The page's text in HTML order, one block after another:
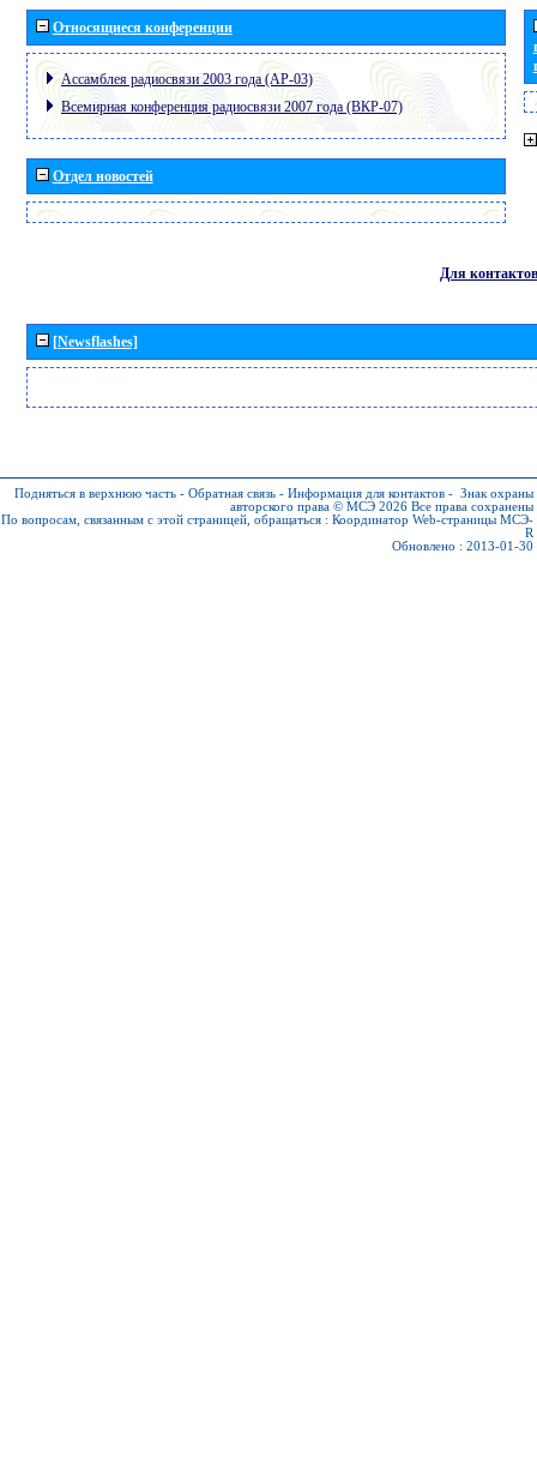
Относящиеся конференции
Ассамблея радиосвязи 2003 года (АР-03)
Всемирная конференция радиосвязи 2007 года (ВКР-07)
Отдел новостей
Для контактов
[Newsflashes]
Подняться в верхнюю часть - Обратная связь - Информация для контактов - Знак охраны
авторского права © МСЭ 2026 Все права сохранены
По вопросам, связанным с этой страницей, обращаться : Координатор Web-страницы МСЭ-
R
Обновлено : 2013-01-30